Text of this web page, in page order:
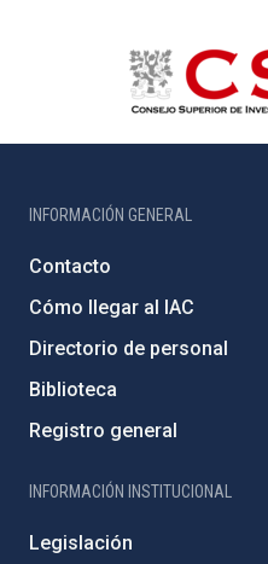
INFORMACIÓN GENERAL
Contacto
Cómo llegar al IAC
Directorio de personal
Biblioteca
Registro general
INFORMACIÓN INSTITUCIONAL
Legislación